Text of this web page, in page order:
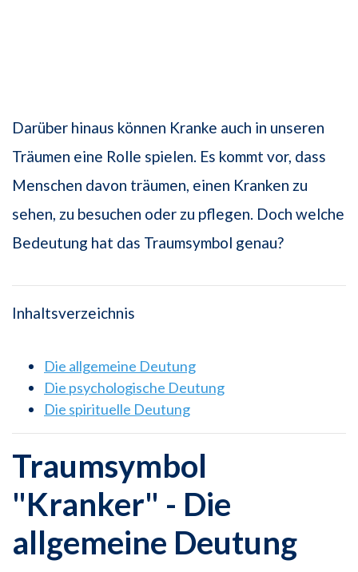
Darüber hinaus können Kranke auch in unseren
Träumen eine Rolle spielen. Es kommt vor, dass
Menschen davon träumen, einen Kranken zu
sehen, zu besuchen oder zu pflegen. Doch welche
Bedeutung hat das Traumsymbol genau?
Inhaltsverzeichnis
Die allgemeine Deutung
Die psychologische Deutung
Die spirituelle Deutung
Traumsymbol
"Kranker" - Die
allgemeine Deutung